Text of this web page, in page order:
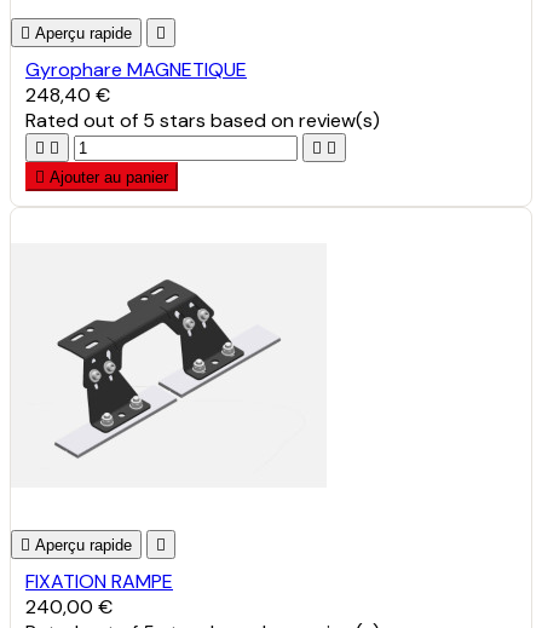
 Aperçu rapide 
Gyrophare MAGNETIQUE
248,40 €
Ratedout of 5 stars based onreview(s)
   
 Ajouter au panier
 Aperçu rapide 
FIXATION RAMPE
240,00 €